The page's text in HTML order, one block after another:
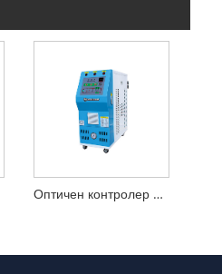
Оптичен контролер на температурата на формата